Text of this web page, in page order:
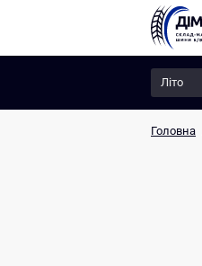
Сезон
Головна